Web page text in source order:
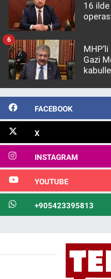
16 ilde
Gazi
6
FACEBOOK
X
INSTAGRAM
YOUTUBE
+905423395813